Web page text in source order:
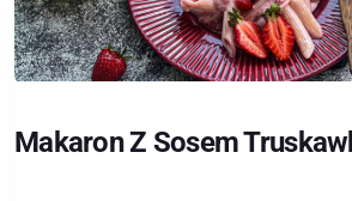
Makaron Z Sosem